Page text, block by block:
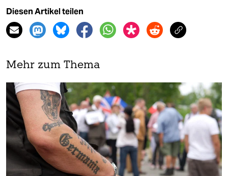
Diesen Artikel teilen
Mehr zum Thema